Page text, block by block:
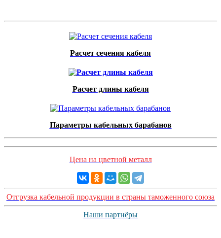
Расчет сечения кабеля
Расчет длины кабеля
Параметры кабельных барабанов
Цена на цветной металл
Отгрузка кабельной продукции в страны таможенного союза
Наши партнёры